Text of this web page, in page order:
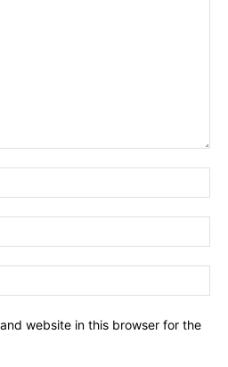
website in this browser for the